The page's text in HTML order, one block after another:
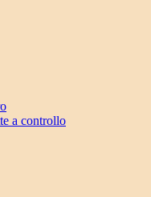
a controllo